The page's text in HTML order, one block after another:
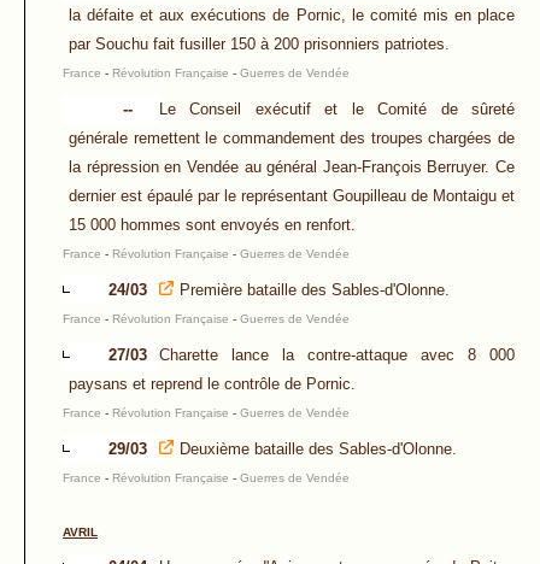
la défaite et aux exécutions de Pornic, le comité mis en place
par Souchu fait fusiller 150 à 200 prisonniers patriotes.
France - Révolution Française - Guerres de Vendée
--
Le Conseil exécutif et le Comité de sûreté
générale remettent le commandement des troupes chargées de
la répression en Vendée au général Jean-François Berruyer. Ce
dernier est épaulé par le représentant Goupilleau de Montaigu et
15 000 hommes sont envoyés en renfort.
France - Révolution Française - Guerres de Vendée
24/03 Première bataille des Sables-d'Olonne.
France - Révolution Française - Guerres de Vendée
27/03
Charette lance la contre-attaque avec 8 000
paysans et reprend le contrôle de Pornic.
France - Révolution Française - Guerres de Vendée
29/03 Deuxième bataille des Sables-d'Olonne.
France - Révolution Française - Guerres de Vendée
AVRIL